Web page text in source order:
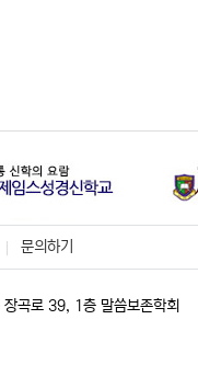
문의하기
장곡로 39, 1층 말씀보존학회